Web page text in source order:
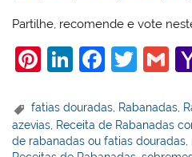
Partilhe, recomende e vote
Pi
er
e
Li
k
e
F
c
e
T
itt
er
G
ai
l
fatias douradas, Rabanadas,
azevias Receita de Rabanadas
de rabanadas ou fatias douradas